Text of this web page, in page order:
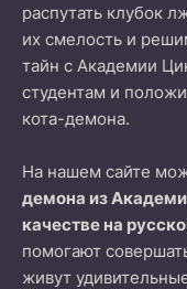
распутать клубок
их смелость и
тайн с Академии
студентам и
кота-демона.
На нашем сайте
демона из
качестве на
помогают
живут